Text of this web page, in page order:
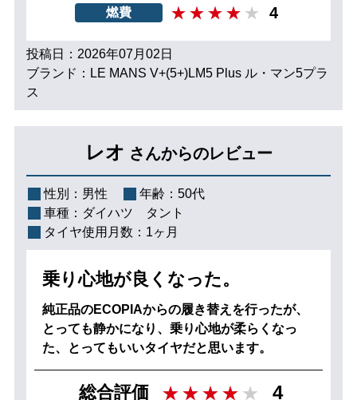
燃費 4
投稿日：2026年07月02日
ブランド：LE MANS V+(5+)LM5 Plus ル・マン5プラ
ス
レオ さんからのレビュー
性別： 男性 年齢： 50代
車種： ダイハツ タント
タイヤ使用月数： 1ヶ月
乗り心地が良くなった。
純正品のECOPIAからの履き替えを行ったが、
とっても静かになり、乗り心地が柔らくなっ
た、とってもいいタイヤだと思います。
総合評価 4